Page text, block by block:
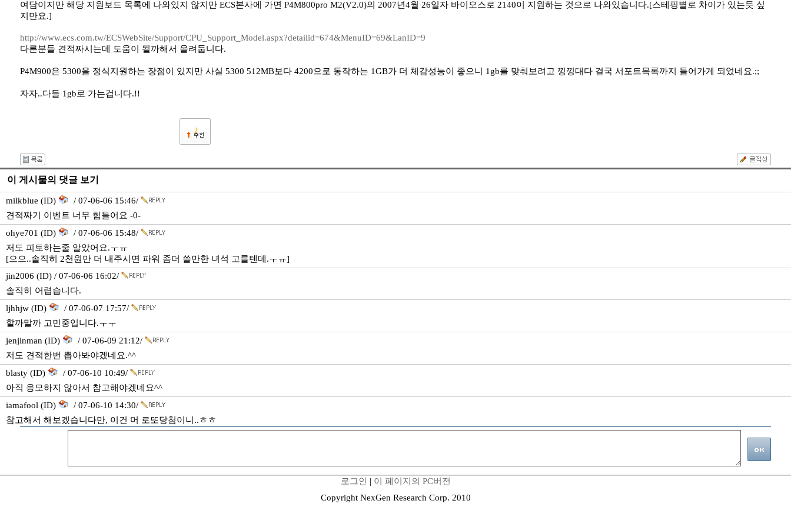
여담이지만 해당 지원보드 목록에 나와있지 않지만 ECS본사에 가면 P4M800pro M2(V2.0)의 2007년4월 26일자 바이오스로 2140이 지원하는 것으로 나와있습니다.[스테핑별로 차이가 있는듯 싶
지만요.]
http://www.ecs.com.tw/ECSWebSite/Support/CPU_Support_Model.aspx?detailid=674&MenuID=69&LanID=9
다른분들 견적짜시는데 도움이 될까해서 올려둡니다.
P4M900은 5300을 정식지원하는 장점이 있지만 사실 5300 512MB보다 4200으로 동작하는 1GB가 더 체감성능이 좋으니 1gb를 맞춰보려고 낑낑대다 결국 서포트목록까지 들어가게 되었네요.;;
자자..다들 1gb로 가는겁니다.!!
2
이 게시물의 댓글 보기
milkblue (ID)
/ 07-06-06 15:46/
견적짜기 이벤트 너무 힘들어요 -0-
ohye701 (ID)
/ 07-06-06 15:48/
저도 피토하는줄 알았어요.ㅜㅠ
[으으..솔직히 2천원만 더 내주시면 파워 좀더 쓸만한 녀석 고를텐데.ㅜㅠ]
jin2006 (ID) / 07-06-06 16:02/
솔직히 어렵습니다.
ljhhjw (ID)
/ 07-06-07 17:57/
할까말까 고민중입니다.ㅜㅜ
jenjinman (ID)
/ 07-06-09 21:12/
저도 견적한번 뽑아봐야겠네요.^^
blasty (ID)
/ 07-06-10 10:49/
아직 응모하지 않아서 참고해야겠네요^^
iamafool (ID)
/ 07-06-10 14:30/
참고해서 해보겠습니다만, 이건 머 로또당첨이니..ㅎㅎ
로그인 | 이 페이지의 PC버전
Copyright NexGen Research Corp. 2010